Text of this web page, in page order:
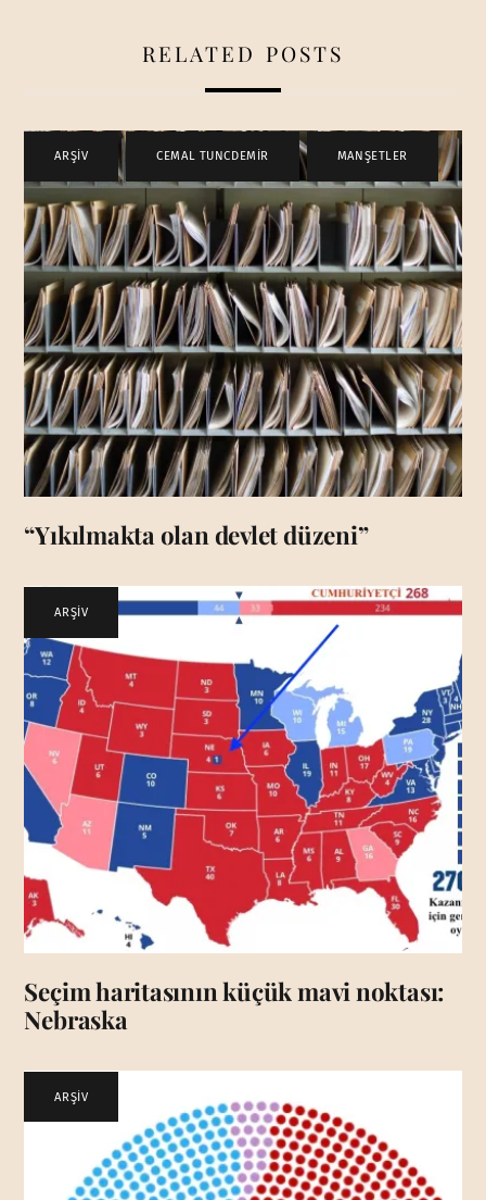
RELATED POSTS
ARŞİV CEMAL TUNCDEMİR , MANŞETLER
“Yıkılmakta olan devlet düzeni”
ARŞİV
Seçim haritasının küçük mavi noktası:
Nebraska
ARŞİV